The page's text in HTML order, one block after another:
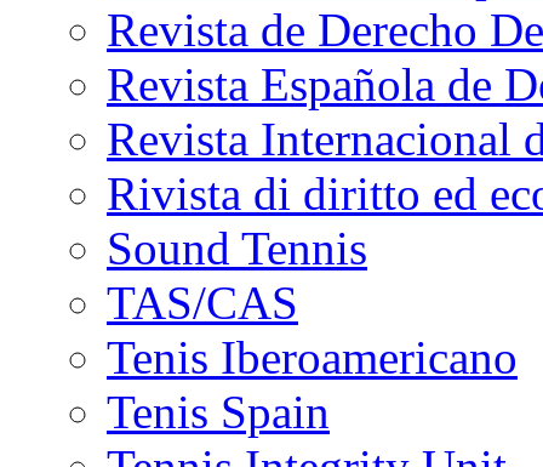
Revista de Derecho
Revista Española de
Revista Internacional
Rivista di diritto ed
Sound Tennis
TAS/CAS
Tenis Iberoamericano
Tenis Spain